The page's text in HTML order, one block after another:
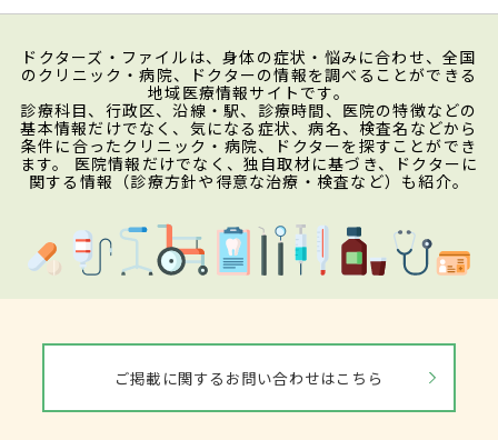
ドクターズ・ファイルは、身体の症状・悩みに合わせ、全国
のクリニック・病院、ドクターの情報を調べることができる
地域医療情報サイトです。
診療科目、行政区、沿線・駅、診療時間、医院の特徴などの
基本情報だけでなく、気になる症状、病名、検査名などから
条件に合ったクリニック・病院、ドクターを探すことができ
ます。 医院情報だけでなく、独自取材に基づき、ドクターに
関する情報（診療方針や得意な治療・検査など）も紹介。
ご掲載に関するお問い合わせはこちら